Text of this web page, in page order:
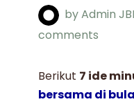
byAdmin
comments
Berikut 7 ide
bersama di